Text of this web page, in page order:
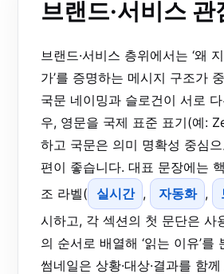
브랜드·서비스 관
브랜드·서비스 층위에서는 ‘왜
가’를 증명하는 메시지 구조가
국문 네이밍과 슬로건이 서로
우, 영문을 국제 표준 표기(예:
하고 국문은 의미 명확성 중심
편이 좋습니다. 대표 문장에는
조 라벨(
실시간 , 자동화 ,
시하고, 각 섹션의 첫 문단은 사
의 순서로 배열해 ‘읽는 이유’를
썸네일은 상황·대상·결과를 함